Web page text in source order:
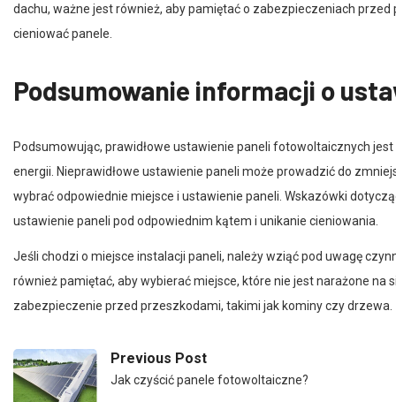
cieniować panele.
energii. Nieprawidłowe ustawienie paneli może prowadzić do
wybrać odpowiednie miejsce i ustawienie paneli. Wskazówki
ustawienie paneli pod odpowiednim kątem i unikanie cieniowania.
również pamiętać, aby wybierać miejsce, które nie jest narażone na
zabezpieczenie przed przeszkodami, takimi jak kominy czy drzewa.
Jak czyścić panele fotowoltaiczne?